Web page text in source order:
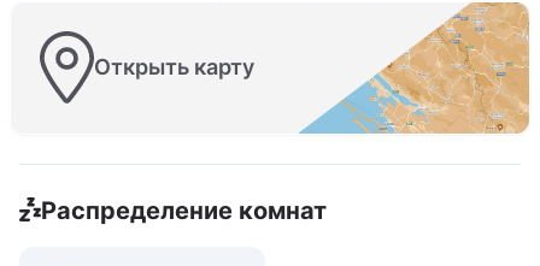
Открыть карту
Распределение комнат